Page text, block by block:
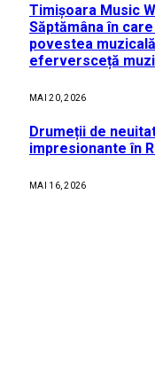
Timișoara Music
Săptămâna în
povestea
eferversceță
MAI 20, 2026
Drumeții de
impresionante în
MAI 16, 2026